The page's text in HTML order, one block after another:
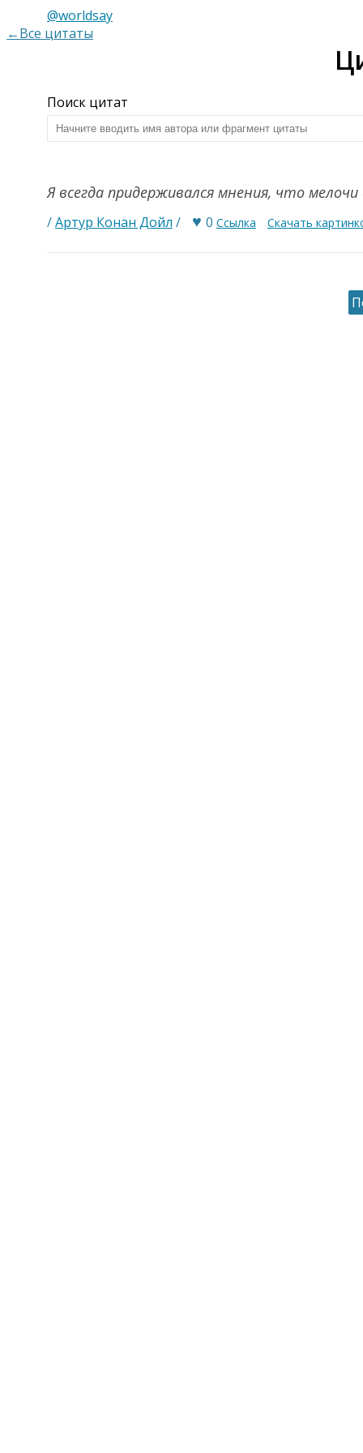
@worldsay
←Все цитаты
Поиск цитат
Я всегда придерживался мнения, что
/Артур Конан Дойл / ♥ 0 Ссылка Скачать